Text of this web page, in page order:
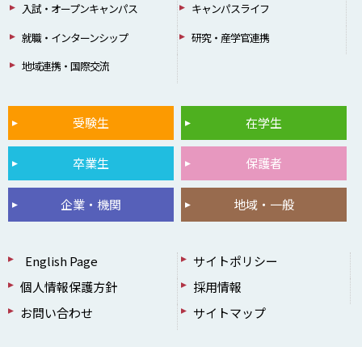
入試・オープンキャンパス
キャンパスライフ
就職・インターンシップ
研究・産学官連携
地域連携・国際交流
受験生 在学生
卒業生 保護者
企業・機関 地域・一般
English Page
サイトポリシー
個人情報保護方針
採用情報
お問い合わせ
サイトマップ